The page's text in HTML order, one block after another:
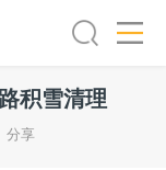
机 摊铺机
积雪清理
分享